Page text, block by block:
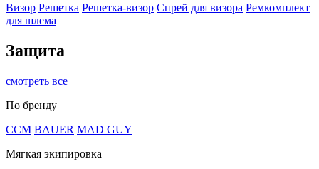
Визор Решетка Решетка-визор Спрей для визора Ремкомплект
для шлема
Защита
смотреть все
По бренду
CCM BAUER MAD GUY
Мягкая экипировка